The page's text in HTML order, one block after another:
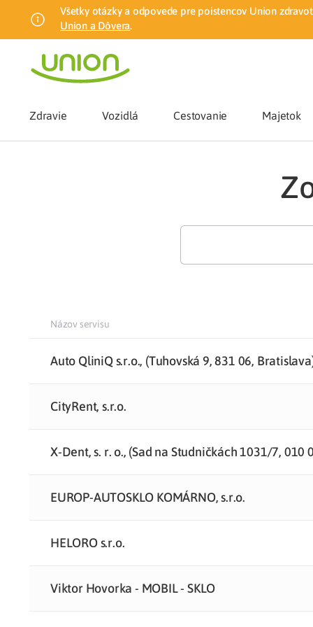
Všetky otázky a odpovede pre poistencov Union
Union a Dôvera.
Zdravie
Benefity
Vozidlá Cestovanie Majetok
Názov servisu
Auto QliniQ s.r.o., (Tuhovská 9, 831 06,
CityRent, s.r.o.
X-Dent, s. r. o., (Sad na Studničkách 1031/7, 010
EUROP-AUTOSKLO KOMÁRNO, s.r.o.
HELORO s.r.o.
Viktor Hovorka - MOBIL - SKLO